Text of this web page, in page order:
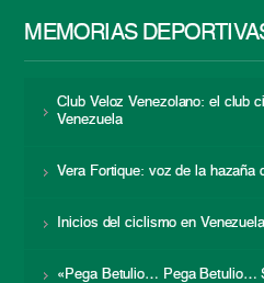
MEMORIAS
Club Veloz Venezolano: el club
Venezuela
Vera Fortique: voz de la hazaña
Inicios del ciclismo en Venezuela
«Pega Betulio… Pega Betulio…